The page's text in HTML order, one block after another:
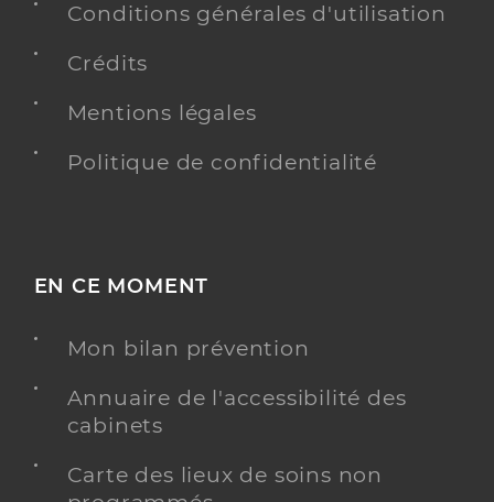
Conditions générales d'utilisation
Crédits
Mentions légales
Politique de confidentialité
EN CE MOMENT
Mon bilan prévention
Annuaire de l'accessibilité des
cabinets
Carte des lieux de soins non